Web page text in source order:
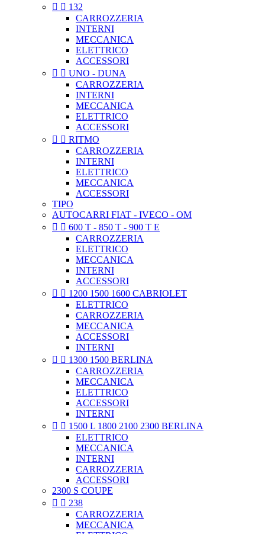
  132
CARROZZERIA
INTERNI
MECCANICA
ELETTRICO
ACCESSORI
  UNO - DUNA
CARROZZERIA
INTERNI
MECCANICA
ELETTRICO
ACCESSORI
  RITMO
CARROZZERIA
INTERNI
ELETTRICO
MECCANICA
ACCESSORI
TIPO
AUTOCARRI FIAT - IVECO - OM
  600 T - 850 T - 900 T E
CARROZZERIA
ELETTRICO
MECCANICA
INTERNI
ACCESSORI
  1200 1500 1600 CABRIOLET
ELETTRICO
CARROZZERIA
MECCANICA
ACCESSORI
INTERNI
  1300 1500 BERLINA
CARROZZERIA
MECCANICA
ELETTRICO
ACCESSORI
INTERNI
  1500 L 1800 2100 2300 BERLINA
ELETTRICO
MECCANICA
INTERNI
CARROZZERIA
ACCESSORI
2300 S COUPE
  238
CARROZZERIA
MECCANICA